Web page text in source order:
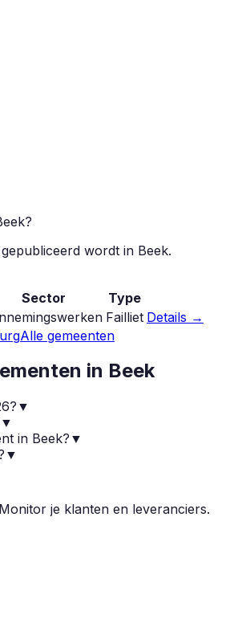
?
wordt in Beek.
Sector
Type
Failliet Details →
Alle gemeenten
in Beek
▼
▼
in Beek? ▼
▼
je klanten en leveranciers.